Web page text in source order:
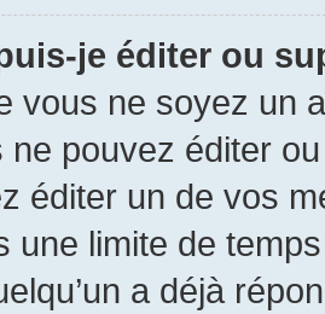
je éditer ou
vous ne soyez un
ne pouvez éditer
éditer un de vos
une limite de
a déjà